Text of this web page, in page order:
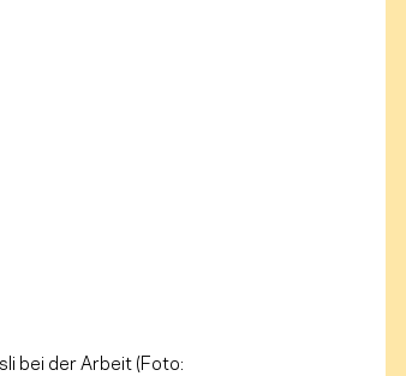
bei der Arbeit (Foto: